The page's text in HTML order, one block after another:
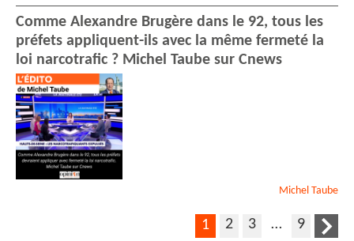
Comme Alexandre Brugère dans le 92, tous les
préfets appliquent-ils avec la même fermeté la
loi narcotrafic ? Michel Taube sur Cnews
Michel Taube
1 2 3 … 9